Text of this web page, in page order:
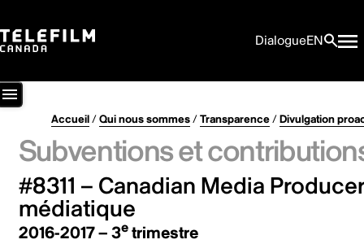
DialogueEN
Accueil/Qui nous sommes/Transparence/Divulgation
Subventions et
#8311 – Canadian Media
médiatique
2016-2017 – 3etrimestre